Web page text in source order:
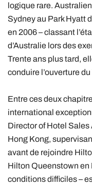
logique rare.
Sydney au Park Hyatt
en 2006 – classant
d’Australie lors des
Trente ans plus tard,
conduire l’ouverture du
Entre ces deux
international
Director of Hotel
Hong Kong,
avant de rejoindre
Hilton Queenstown
conditions difficiles –